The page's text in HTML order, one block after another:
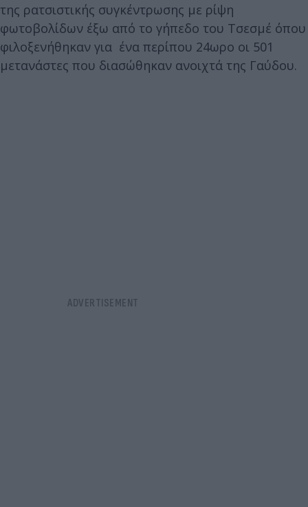
της ρατσιστικής συγκέντρωσης με ρίψη
φωτοβολίδων έξω από το γήπεδο του Τσεσμέ όπου
φιλοξενήθηκαν για ένα περίπου 24ωρο οι 501
μετανάστες που διασώθηκαν ανοιχτά της Γαύδου.